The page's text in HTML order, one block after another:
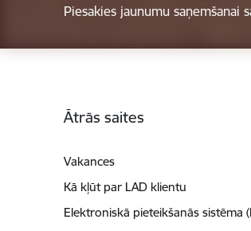
Piesakies jaunumu saņemšanai
Ātrās saites
Vakances
Kā kļūt par LAD klientu
Elektroniskā pieteikšanās sistēma